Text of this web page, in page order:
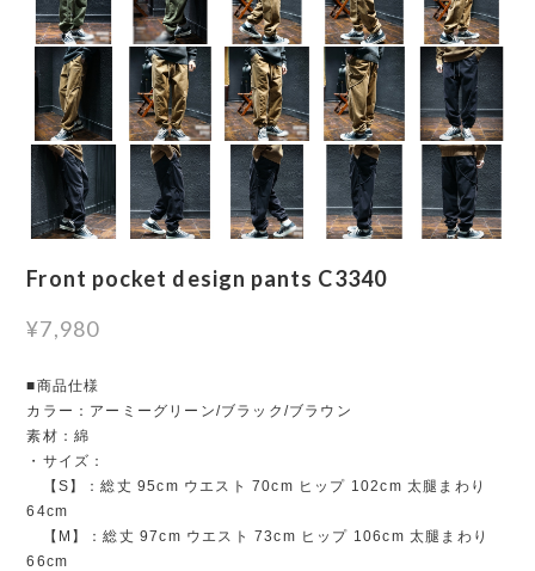
Front pocket design pants C3340
¥7,980
■商品仕様
カラー：アーミーグリーン/ブラック/ブラウン
素材：綿
・サイズ：
【S】：総丈 95cm ウエスト 70cm ヒップ 102cm 太腿まわり
64cm
【M】：総丈 97cm ウエスト 73cm ヒップ 106cm 太腿まわり
66cm